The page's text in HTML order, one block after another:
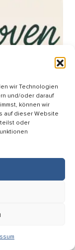
wir Technologien
und/oder darauf
können wir
auf dieser Website
oder